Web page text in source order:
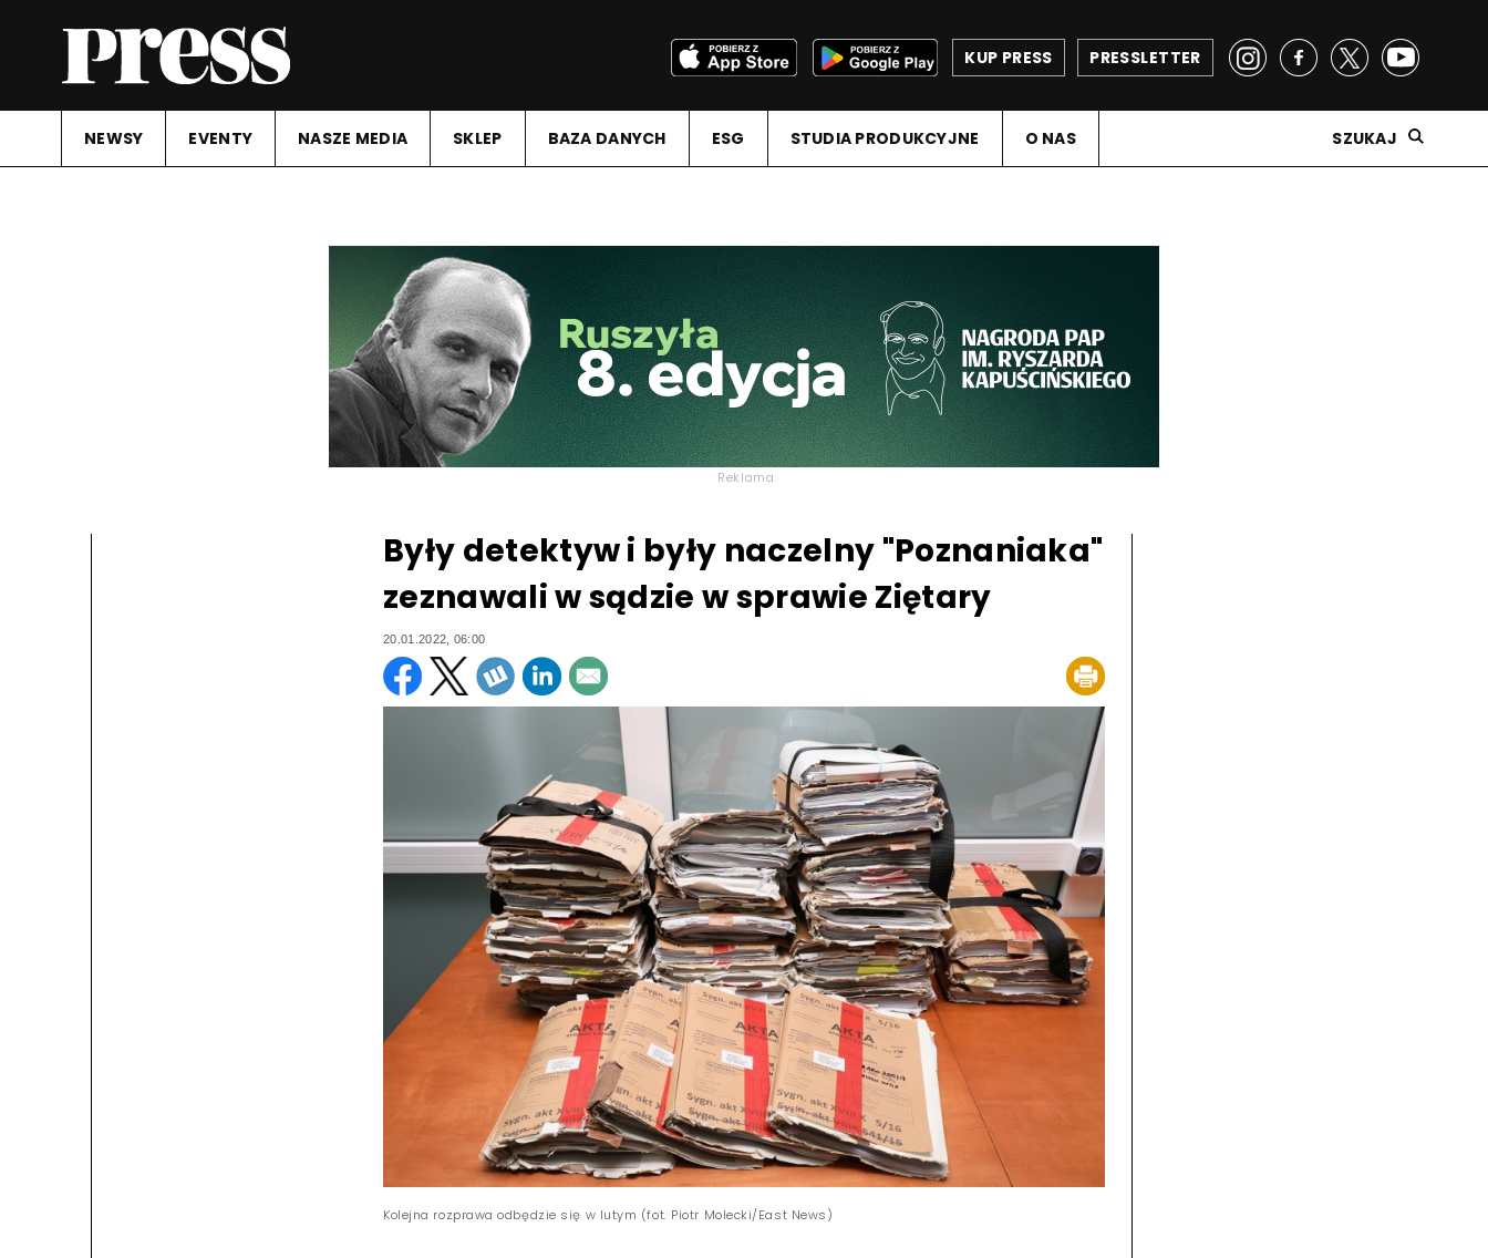
PRESSLETTER
KUP PRESS
NEWSY EVENTY NASZE MEDIA SKLEP BAZA DANYCH ESG STUDIA PRODUKCYJNE O NAS SZUKAJ
Reklama
Były detektyw i były naczelny "Poznaniaka"
zeznawali w sądzie w sprawie Ziętary
20.01.2022, 06:00
Kolejna rozprawa odbędzie się w lutym (fot. Piotr Molecki/East News)